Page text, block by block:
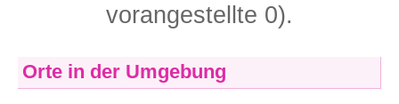
vorangestellte 0).
Orte in der Umgebung